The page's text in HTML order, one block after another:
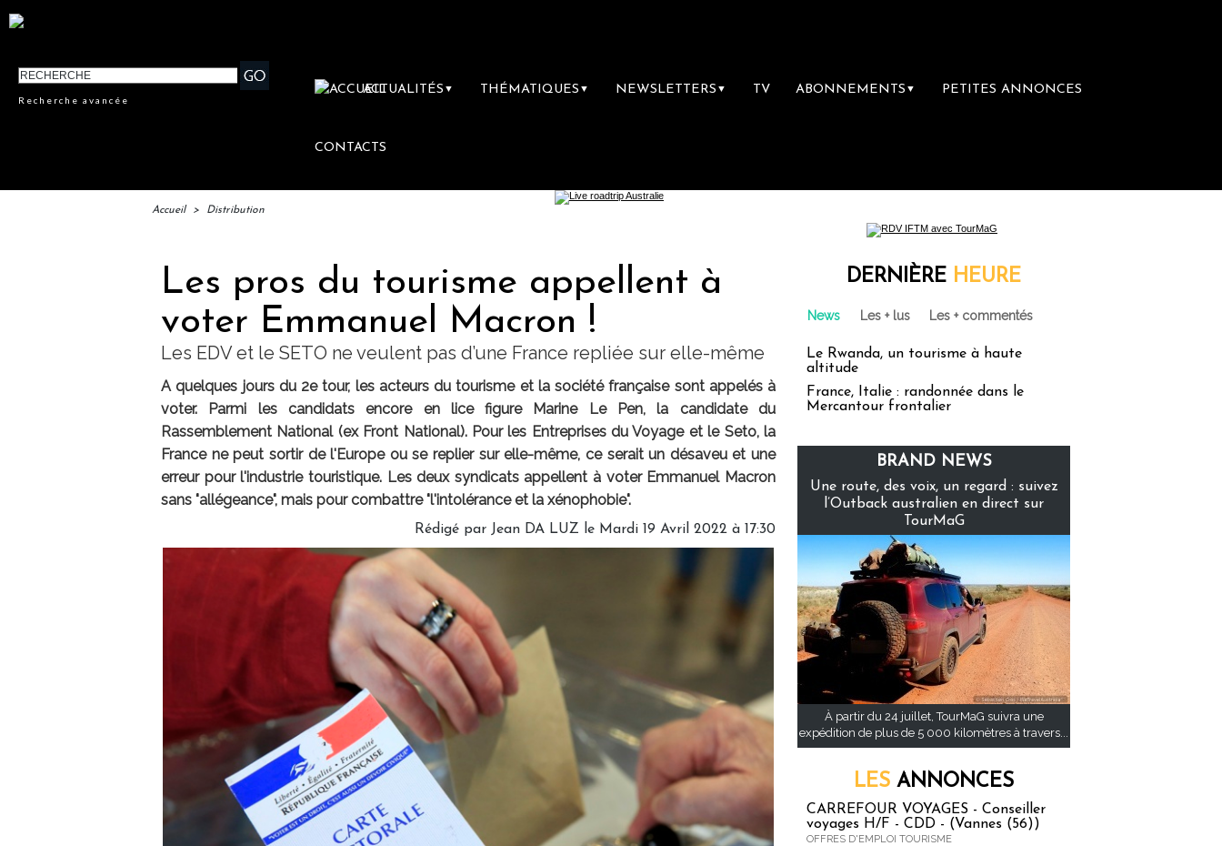
Recherche avancée
ACTUALITÉS ▼ THÉMATIQUES ▼ NEWSLETTERS ▼ TV ABONNEMENTS ▼ PETITES ANNONCES
CONTACTS
Accueil > Distribution
Les pros du tourisme appellent à
voter Emmanuel Macron !
Les EDV et le SETO ne veulent pas d’une France repliée sur elle-même
A quelques jours du 2e tour, les acteurs du tourisme et la société française sont appelés à
voter. Parmi les candidats encore en lice figure Marine Le Pen, la candidate du
Rassemblement National (ex Front National). Pour les Entreprises du Voyage et le Seto, la
France ne peut sortir de l'Europe ou se replier sur elle-même, ce serait un désaveu et une
erreur pour l'industrie touristique. Les deux syndicats appellent à voter Emmanuel Macron
sans "allégeance", mais pour combattre "l'intolérance et la xénophobie".
Rédigé par Jean DA LUZ le Mardi 19 Avril 2022 à 17:30
DERNIÈRE HEURE
News Les + lus Les + commentés
Le Rwanda, un tourisme à haute
altitude
France, Italie : randonnée dans le
Mercantour frontalier
BRAND NEWS
Une route, des voix, un regard : suivez
l’Outback australien en direct sur
TourMaG
À partir du 24 juillet, TourMaG suivra une
expédition de plus de 5 000 kilomètres à travers...
LES ANNONCES
CARREFOUR VOYAGES - Conseiller
voyages H/F - CDD - (Vannes (56))
OFFRES D'EMPLOI TOURISME